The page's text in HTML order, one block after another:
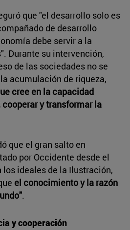
que "el desarrollo solo es
de desarrollo
debe servir a la
Durante su intervención,
de las sociedades no se
acumulación de riqueza,
cree en la capacidad
cooperar y transformar la
que el gran salto en
por Occidente desde el
los ideales de la Ilustración,
el conocimiento y la razón
.
y cooperación